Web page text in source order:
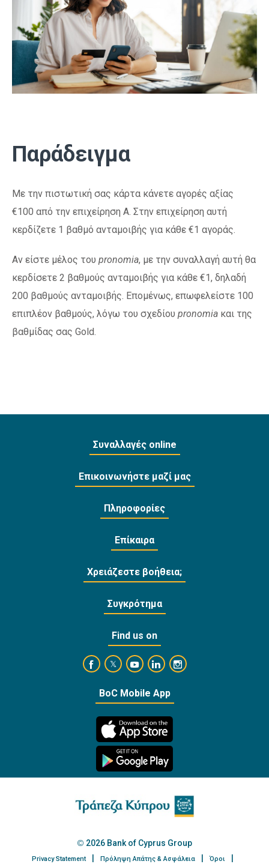
Παράδειγμα
Με την πιστωτική σας κάρτα κάνετε αγορές αξίας
€100 από την επιχείρηση Α. Στην επιχείρηση αυτή
κερδίζετε 1 βαθμό ανταμοιβής για κάθε €1 αγοράς.
Αν είστε μέλος του pronomia, με την συναλλαγή αυτή θα
κερδίσετε 2 βαθμούς ανταμοιβής για κάθε €1, δηλαδή
200 βαθμούς ανταμοιβής. Επομένως, επωφελείστε 100
επιπλέον βαθμούς, λόγω του σχεδίου pronomia και της
βαθμίδας σας Gold.
Συναλλαγές online
Επικοινωνήστε μαζί μας
Πληροφορίες
Επίκαιρα
Χρειάζεστε βοήθεια;
Συγκρότημα
Find us on
https://www.facebook.com/
https://twitter.com/bankofcyprus_
https://www.youtube.com/user/
https://www.linkedin.com/
https://
BoC Mobile App
2026 Bank of Cyprus Group
Privacy Statement Πρόληψη Απάτης & Ασφάλεια Όροι